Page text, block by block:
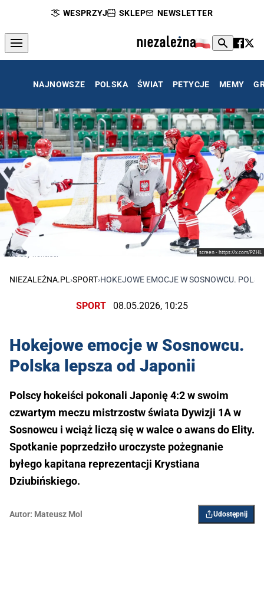
WESPRZYJ SKLEP NEWSLETTER
NAJNOWSZE POLSKA ŚWIAT PETYCJE MEMY
screen - https://x.com/PZHL
Polscy hokeiści
NIEZALEŻNA.PL ›SPORT›HOKEJOWE EMOCJE W SOSNOWCU.
SPORT 08.05.2026, 10:25
Hokejowe emocje w Sosnowcu.
Polska lepsza od Japonii
Polscy hokeiści pokonali Japonię 4:2 w swoim
czwartym meczu mistrzostw świata Dywizji 1A w
Sosnowcu i wciąż liczą się w walce o awans do Elity.
Spotkanie poprzedziło uroczyste pożegnanie
byłego kapitana reprezentacji Krystiana
Dziubińskiego.
Autor: Mateusz Mol Udostępnij